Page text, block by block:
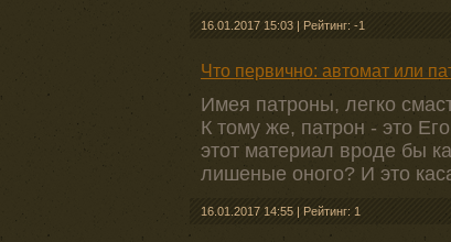
16.01.2017 15:03 | Рейтинг: -1
Что первично: автомат или
Имея патроны, легко
К тому же, патрон - это
этот материал вроде бы
лишеные оного? И это
16.01.2017 14:55 | Рейтинг: 1